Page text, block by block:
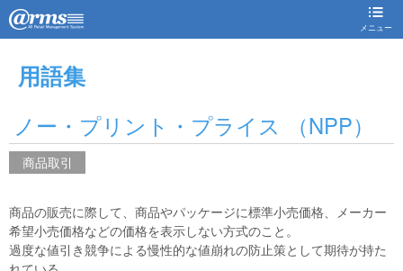
メニュー
用語集
ノー・プリント・プライス （NPP）
商品取引
商品の販売に際して、商品やパッケージに標準小売価格、メーカー
希望小売価格などの価格を表示しない方式のこと。
過度な値引き競争による慢性的な値崩れの防止策として期待が持た